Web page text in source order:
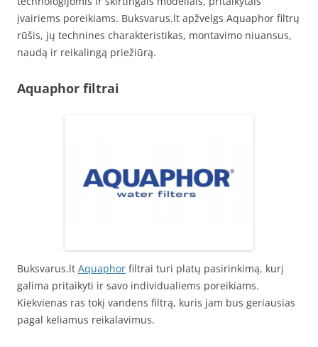
įvairiems poreikiams. Buksvarus.lt apžvelgs Aquaphor filtrų
rūšis, jų technines charakteristikas, montavimo niuansus,
naudą ir reikalingą priežiūrą.
Aquaphor filtrai
Buksvarus.lt Aquaphor filtrai turi platų pasirinkimą, kurį
galima pritaikyti ir savo individualiems poreikiams.
Kiekvienas ras tokį vandens filtrą, kuris jam bus geriausias
pagal keliamus reikalavimus.